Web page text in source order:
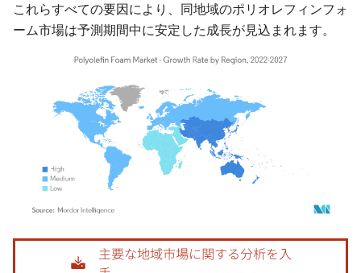
これらすべての要因により、同地域のポリオレフィンフォ
ーム市場は予測期間中に安定した成長が見込まれます。
画像 © Mordor Intelligence。再利用にはCC BY 4.0の表示が必要です。